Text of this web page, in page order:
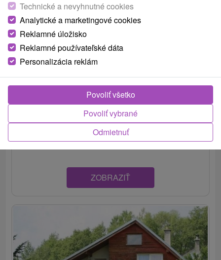
Apartmán 139 Mengusovce
Mengusovce
Priestranný apartmán na prízemí rodinného domu,
situovaný v tichej časti obce s nezabudnuteľným...
ZOBRAZIŤ
Technické a nevyhnutné cookies
Analytické a marketingové cookies
Reklamné úložisko
Reklamné používateľské dáta
Personalizácia reklám
Odmietnuť
Povoliť vybrané
Povoliť všetko